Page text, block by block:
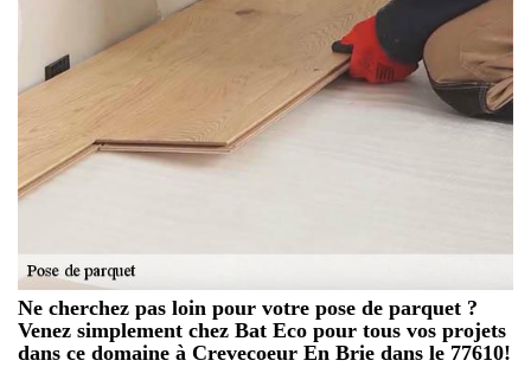
Ne cherchez pas loin pour votre pose de parquet ?
Venez simplement chez Bat Eco pour tous vos projets
dans ce domaine à Crevecoeur En Brie dans le 77610!